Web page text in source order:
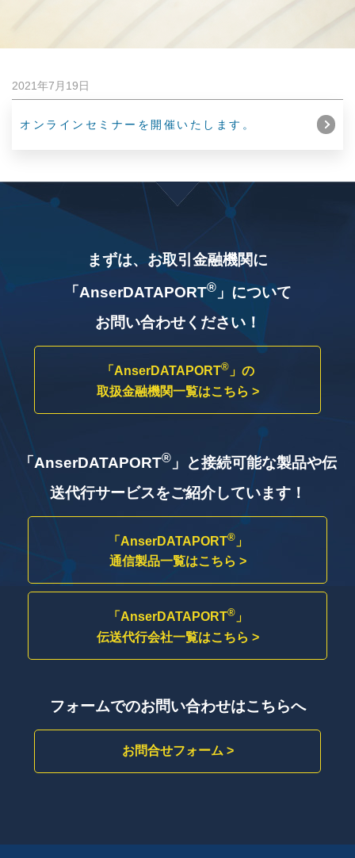
2021年7月19日
オンラインセミナーを開催いたします。
まずは、お取引金融機関に
「AnserDATAPORT®」について
お問い合わせください！
「AnserDATAPORT®」の
取扱金融機関一覧はこちら >
「AnserDATAPORT®」と接続可能な製品や伝
送代行サービスをご紹介しています！
「AnserDATAPORT®」
通信製品一覧はこちら >
「AnserDATAPORT®」
伝送代行会社一覧はこちら >
フォームでのお問い合わせはこちらへ
お問合せフォーム >